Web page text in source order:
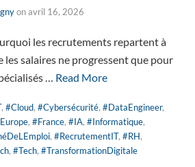
onavril 16, 2026
les recrutements repartent à
les salaires ne progressent que pour
… Read More
, #Cloud, #Cybersécurité, #DataEngineer,
, #France, #IA, #Informatique,
, #RecrutementIT, #RH,
, #Tech, #TransformationDigitale